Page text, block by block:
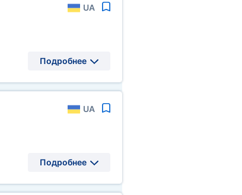
UA
Подробнее
UA
Подробнее